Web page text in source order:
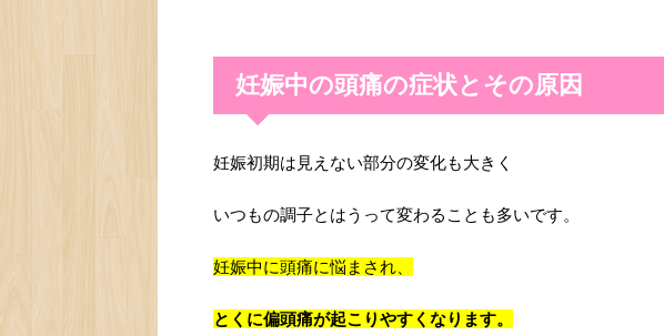
妊娠中の頭痛の症状とその原因
妊娠初期は見えない部分の変化も大きく
いつもの調子とはうって変わることも多いです。
妊娠中に頭痛に悩まされ、
とくに偏頭痛が起こりやすくなります。